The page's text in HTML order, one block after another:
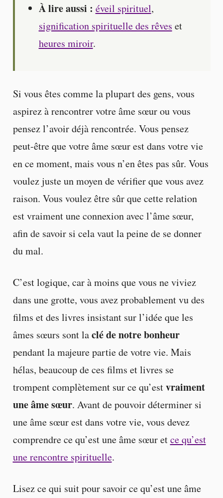
À lire aussi : éveil spirituel,
signification spirituelle des rêves et
heures miroir.
Si vous êtes comme la plupart des gens, vous
aspirez à rencontrer votre âme sœur ou vous
pensez l’avoir déjà rencontrée. Vous pensez
peut-être que votre âme sœur est dans votre vie
en ce moment, mais vous n’en êtes pas sûr. Vous
voulez juste un moyen de vérifier que vous avez
raison. Vous voulez être sûr que cette relation
est vraiment une connexion avec l’âme sœur,
afin de savoir si cela vaut la peine de se donner
du mal.
C’est logique, car à moins que vous ne viviez
dans une grotte, vous avez probablement vu des
films et des livres insistant sur l’idée que les
âmes sœurs sont laclé de notre bonheur
pendant la majeure partie de votre vie. Mais
hélas, beaucoup de ces films et livres se
trompent complètement sur ce qu’estvraiment
une âme sœur. Avant de pouvoir déterminer si
une âme sœur est dans votre vie, vous devez
comprendre ce qu’est une âme sœur etce qu’est
une rencontre spirituelle.
Lisez ce qui suit pour savoir ce qu’est une âme